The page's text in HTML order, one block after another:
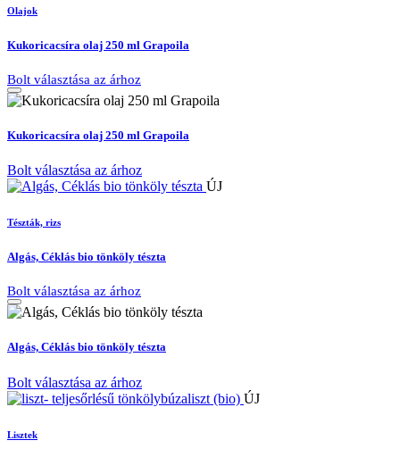
Olajok
Kukoricacsíra olaj 250 ml Grapoila
Bolt választása az árhoz
Kukoricacsíra olaj 250 ml Grapoila
Bolt választása az árhoz
ÚJ
Tészták, rizs
Algás, Céklás bio tönköly tészta
Bolt választása az árhoz
Algás, Céklás bio tönköly tészta
Bolt választása az árhoz
ÚJ
Lisztek